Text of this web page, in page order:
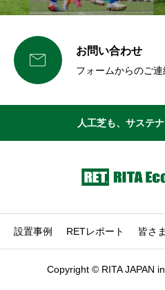
 お問い合わせ
フォームからのご
人工芝も、サステ
設置事例 RETレポート 皆さ
Copyright © RITA JAPAN